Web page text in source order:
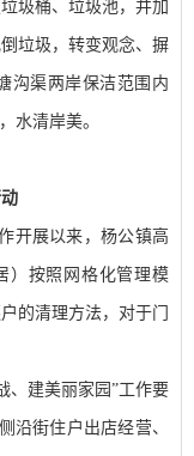
圾桶、垃圾池，并加
垃圾，转变观念、摒
沟渠两岸保洁范围内
水清岸美。
开展以来，杨公镇高
）按照网格化管理模
的清理方法，对于门
、建美丽家园”工作要
沿街住户出店经营、